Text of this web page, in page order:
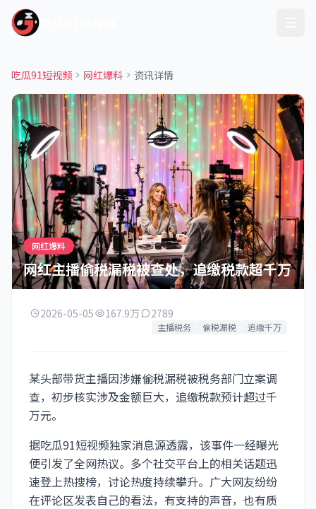
吃瓜91短视频 网红爆料 资讯详情
网红爆料
网红主播偷税漏税被查处，追缴税款超千万
2026-05-05 167.9万 2789
主播税务 偷税漏税 追缴千万
某头部带货主播因涉嫌偷税漏税被税务部门立案调
查，初步核实涉及金额巨大，追缴税款预计超过千
万元。
据吃瓜91短视频独家消息源透露，该事件一经曝光
便引发了全网热议。多个社交平台上的相关话题迅
速登上热搜榜，讨论热度持续攀升。广大网友纷纷
在评论区发表自己的看法，有支持的声音，也有质